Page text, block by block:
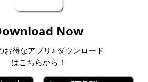
Now
お得なアプリ♪ ダウンロード
はこちらから！